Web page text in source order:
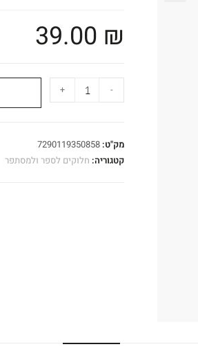
39.00 ₪
-
+
מק"ט: 7290119350858
קטגוריה: חלוקים לספר ולמסתפר